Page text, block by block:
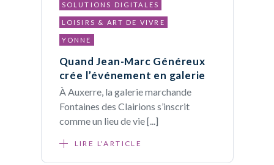
SOLUTIONS DIGITALES
LOISIRS & ART DE VIVRE
YONNE
Quand Jean-Marc Généreux
crée l’événement en galerie
À Auxerre, la galerie marchande
Fontaines des Clairions s’inscrit
comme un lieu de vie [...]
LIRE L'ARTICLE